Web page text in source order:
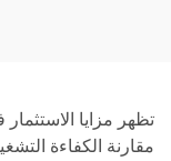
تظهر مزايا
مقارنة الكفاءة